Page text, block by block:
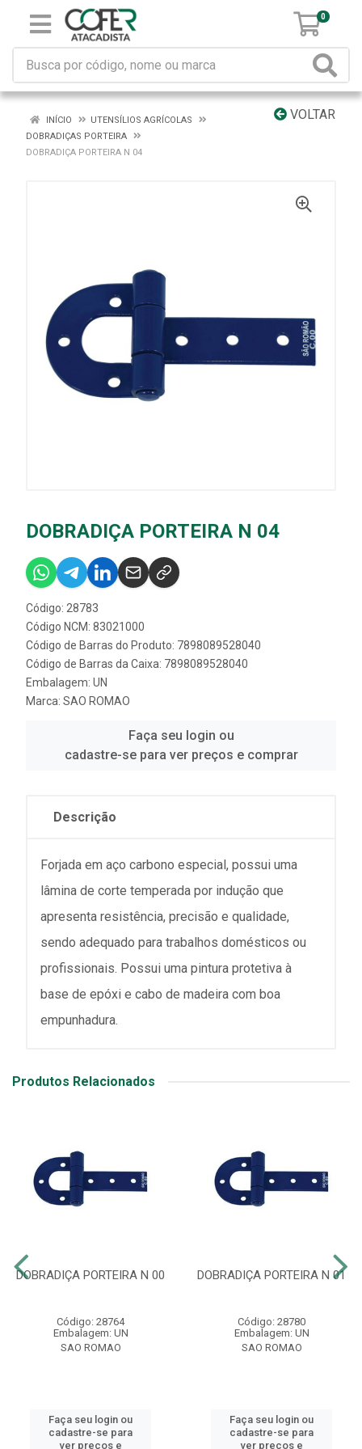
0
VOLTAR
INÍCIO
UTENSÍLIOS AGRÍCOLAS
DOBRADIÇAS PORTEIRA
DOBRADIÇA PORTEIRA N 04
DOBRADIÇA PORTEIRA N 04
Código: 28783
Código NCM: 83021000
Código de Barras do Produto: 7898089528040
Código de Barras da Caixa: 7898089528040
Embalagem: UN
Marca: SAO ROMAO
Faça seu login ou
cadastre-se para ver preços e comprar
Descrição
Forjada em aço carbono especial, possui uma
lâmina de corte temperada por indução que
apresenta resistência, precisão e qualidade,
sendo adequado para trabalhos domésticos ou
profissionais. Possui uma pintura protetiva à
base de epóxi e cabo de madeira com boa
empunhadura.
Produtos Relacionados
DOBRADIÇA PORTEIRA N 00
Código: 28764
Embalagem: UN
SAO ROMAO
Faça seu login ou
cadastre-se para
ver preços e
DOBRADIÇA PORTEIRA N 01
Código: 28780
Embalagem: UN
SAO ROMAO
Faça seu login ou
cadastre-se para
ver preços e